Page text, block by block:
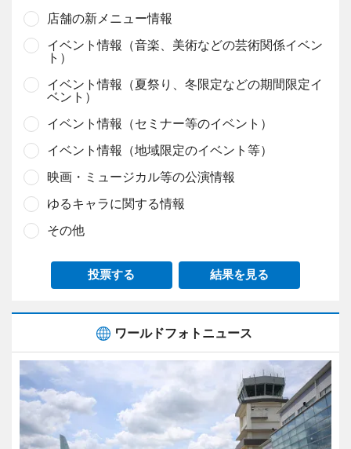
店舗の新メニュー情報
イベント情報（音楽、美術などの芸術関係イベン
ト）
イベント情報（夏祭り、冬限定などの期間限定イ
ベント）
イベント情報（セミナー等のイベント）
イベント情報（地域限定のイベント等）
映画・ミュージカル等の公演情報
ゆるキャラに関する情報
その他
投票する 結果を見る
ワールドフォトニュース